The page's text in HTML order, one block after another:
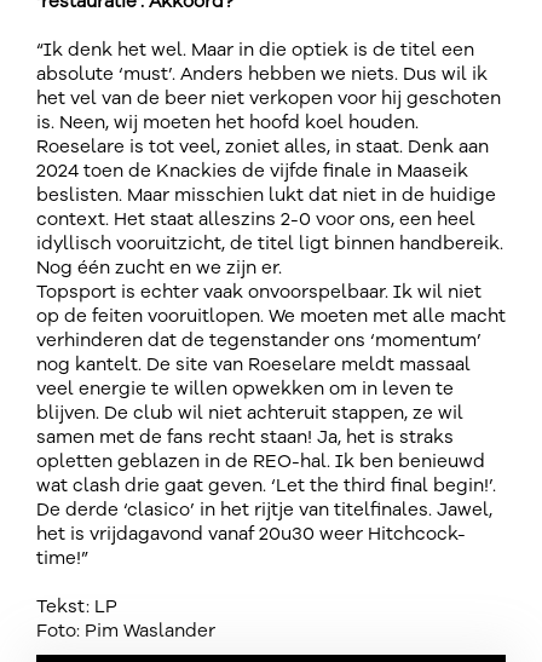
“Ik denk het wel. Maar in die optiek is de titel een
absolute ‘must’. Anders hebben we niets. Dus wil ik
het vel van de beer niet verkopen voor hij geschoten
is. Neen, wij moeten het hoofd koel houden.
Roeselare is tot veel, zoniet alles, in staat. Denk aan
2024 toen de Knackies de vijfde finale in Maaseik
beslisten. Maar misschien lukt dat niet in de huidige
context. Het staat alleszins 2-0 voor ons, een heel
idyllisch vooruitzicht, de titel ligt binnen handbereik.
Nog één zucht en we zijn er.
Topsport is echter vaak onvoorspelbaar. Ik wil niet
op de feiten vooruitlopen. We moeten met alle macht
verhinderen dat de tegenstander ons ‘momentum’
nog kantelt. De site van Roeselare meldt massaal
veel energie te willen opwekken om in leven te
blijven. De club wil niet achteruit stappen, ze wil
samen met de fans recht staan! Ja, het is straks
opletten geblazen in de REO-hal. Ik ben benieuwd
wat clash drie gaat geven. ‘Let the third final begin!’.
De derde ‘clasico’ in het rijtje van titelfinales. Jawel,
het is vrijdagavond vanaf 20u30 weer Hitchcock-
time!”
Tekst: LP
Foto: Pim Waslander